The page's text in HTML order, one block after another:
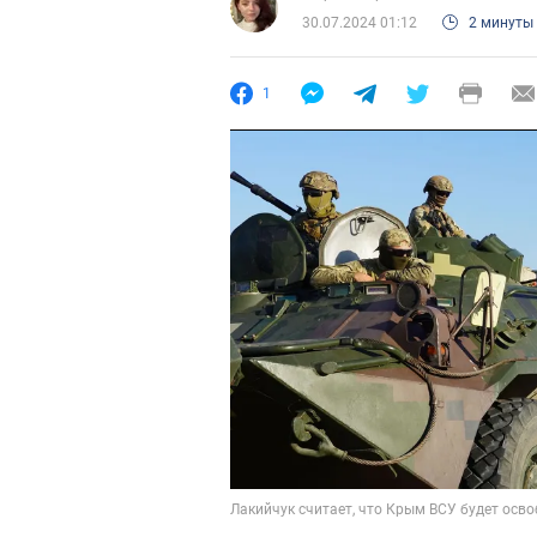
30.07.2024 01:12
2 минуты
1